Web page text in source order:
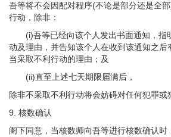
吾等将不会因配对程序(不论是部分还是全
行动，除非：
(i)吾等已经向该个人发出书面通知，指
动及理由，并告知该个人在收到该通知之后
当采取不利行动的理由；及
(ii)直至上述七天期限届满后，
除非不采取不利行动将会妨碍对任何犯罪或
9. 核数确认
阁下同意，当核数师向吾等进行核数确认